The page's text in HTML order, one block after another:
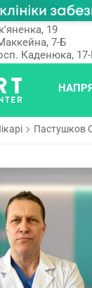
19
7-Б
Каденюка,
Пастушков